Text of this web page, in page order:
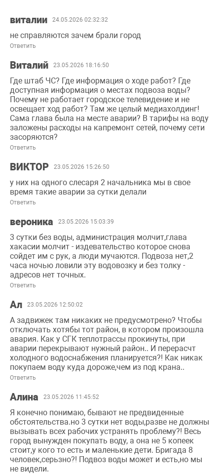
виталии 24.05.2026 02:32:32
не справляются зачем брали город
Ответить
Виталий 23.05.2026 18:16:50
Где штаб ЧС? Где информация о ходе работ? Где
доступная информация о местах подвоза воды?
Почему не работает городское телевидение и не
освещает ход работ? Там же целый медиахолдинг!
Сама глава была на месте аварии? В тарифы на воду
заложены расходы на капремонт сетей, почему сети
засоряются?
Ответить
ВИКТОР 23.05.2026 15:26:50
у них на одного слесаря 2 начальника мы в свое
время такие аварии за сутки делали
Ответить
вероника 23.05.2026 15:03:39
3 сутки без воды, администрация молчит,глава
хакасии молчит - издевательство которое снова
сойдет им с рук, а люди мучаются. Подвоза нет,2
часа ночью ловили эту водовозку и без толку -
адресов нет точных.
Ответить
Ал 23.05.2026 12:50:02
А задвижек там никаких не предусмотрено? Чтобы
отключать хотябы тот район, в котором произошла
авария. Как у СГК теплотрассы прокинуты, при
аварии перекрывают нужный район.. И перерасчт
холодного водоснабжения планируется?! Как никак
покупаем воду куда дороже,чем из под крана..
Ответить
Алина 23.05.2026 11:45:52
Я конечно понимаю, бывают не предвиденные
обстоятельства.но 3 сутки нет воды,разве не должны
вызывать всех рабочих устранять проблему?! Весь
город вынужден покупать воду, а она не 5 копеек
стоит,у кого то есть и маленькие дети. Бригада 8
человек,серьзно?! Подвоз воды может и есть,но мы
не видели.